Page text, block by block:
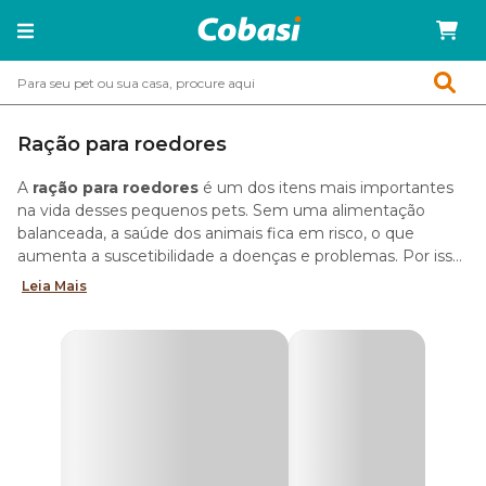
Ração para roedores
A ração para roedores é um dos itens mais importantes
na vida desses pequenos pets. Sem uma alimentação
balanceada, a saúde dos animais fica em risco, o que
aumenta a suscetibilidade a doenças e problemas. Por isso,
embora roedores sejam mais fáceis de cuidar e muito
Confira as dicas da Cobasi para comprar a ração ideal para
Como escolher a ração para roedores certa?
Leia Mais